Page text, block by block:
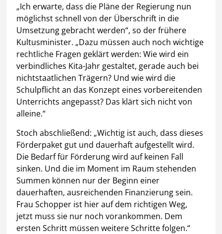
„Ich erwarte, dass die Pläne der Regierung nun
möglichst schnell von der Überschrift in die
Umsetzung gebracht werden“, so der frühere
Kultusminister. „Dazu müssen auch noch wichtige
rechtliche Fragen geklärt werden: Wie wird ein
verbindliches Kita-Jahr gestaltet, gerade auch bei
nichtstaatlichen Trägern? Und wie wird die
Schulpflicht an das Konzept eines vorbereitenden
Unterrichts angepasst? Das klärt sich nicht von
alleine.“
Stoch abschließend: „Wichtig ist auch, dass dieses
Förderpaket gut und dauerhaft aufgestellt wird.
Die Bedarf für Förderung wird auf keinen Fall
sinken. Und die im Moment im Raum stehenden
Summen können nur der Beginn einer
dauerhaften, ausreichenden Finanzierung sein.
Frau Schopper ist hier auf dem richtigen Weg,
jetzt muss sie nur noch vorankommen. Dem
ersten Schritt müssen weitere Schritte folgen.“